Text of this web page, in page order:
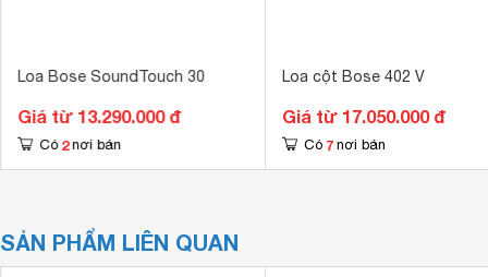
Loa Bose SoundTouch 30
Giá từ 13.290.000 đ
Có 2 nơi bán
Loa cột Bose 402 V
Giá từ 17.050.000 đ
Có 7 nơi bán
SẢN PHẨM LIÊN QUAN